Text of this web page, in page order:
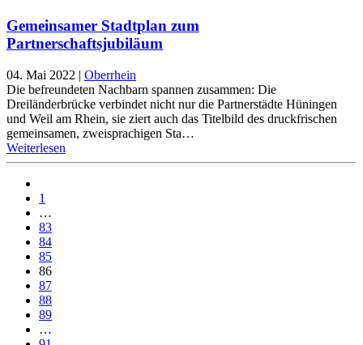
Gemeinsamer Stadtplan zum
Partnerschaftsjubiläum
04. Mai 2022 | Oberrhein
Die befreundeten Nachbarn spannen zusammen: Die
Dreiländerbrücke verbindet nicht nur die Partnerstädte Hüningen
und Weil am Rhein, sie ziert auch das Titelbild des druckfrischen
gemeinsamen, zweisprachigen Sta…
Weiterlesen
1
…
83
84
85
86
87
88
89
…